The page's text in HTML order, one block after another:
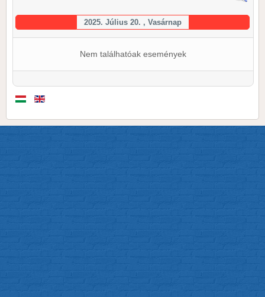
2025. Július 20. , Vasárnap
Nem találhatóak események